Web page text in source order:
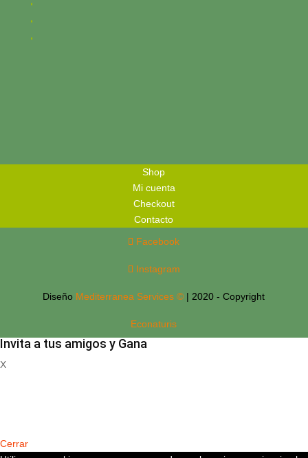
Shop
Mi cuenta
Checkout
Contacto
Facebook
Instagram
Diseño Mediterranea Services © | 2020 - Copyright
Econaturis
Invita a tus amigos y Gana
X
Cerrar